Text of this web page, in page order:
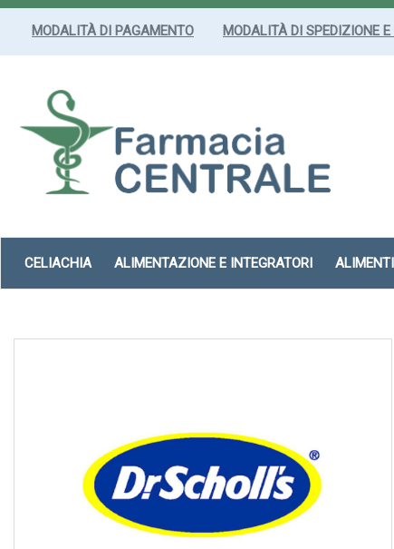
Passa
MODALITÀ DI PAGAMENTO MODALITÀ DI SPEDIZIONE E
CELIACHIA ALIMENTAZIONE E INTEGRATORI